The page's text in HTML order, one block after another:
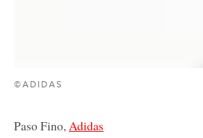
©ADIDAS
Paso Fino, Adidas